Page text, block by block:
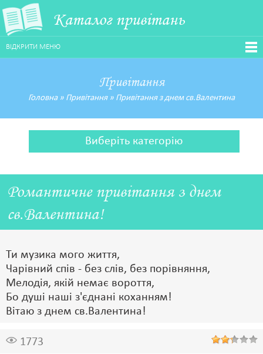
Каталог привітань
ВІДКРИТИ МЕНЮ
Привітання
Головна» Привітання» Привітання з днем св.Валентина
Виберіть категорію
Романтичне привітання з днем
св.Валентина!
Ти музика мого життя,
Чарівний спів - без слів, без порівняння,
Мелодія, якій немає вороття,
Бо душі наші з'єднані коханням!
Вітаю з днем св.Валентина!
1773